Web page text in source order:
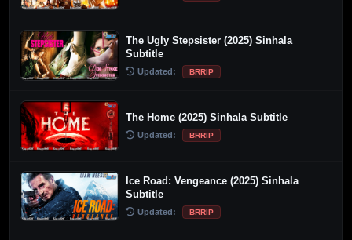
The Ugly Stepsister (2025) Sinhala
Subtitle
Updated: BRRIP
The Home (2025) Sinhala Subtitle
Updated: BRRIP
Ice Road: Vengeance (2025) Sinhala
Subtitle
Updated: BRRIP